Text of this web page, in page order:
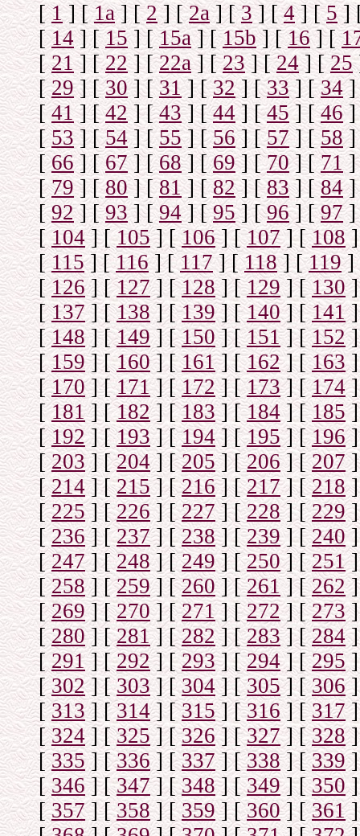
[1] [1а] [2] [2а] [3] [4] [5]
[14] [15] [15a] [15b] [16] [
[21] [22] [22a] [23] [24] [25
[29] [30] [31] [32] [33] [34]
[41] [42 ] [43] [44] [45] [46]
[53] [54] [55] [56] [57] [58]
[66] [67] [68] [69] [70] [71]
[79] [80] [81] [82] [83] [84]
[92] [93] [94] [95] [96] [97]
[104] [105] [106] [107] [108]
[115] [116] [117] [118] [119]
[126] [127] [128] [129] [ 130]
[137] [138] [139] [140] [141]
[148] [149] [150] [151] [152]
[159] [160] [161] [162] [163]
[170] [171] [172] [173] [174]
[181] [182] [183] [184] [ 185]
[192] [193] [194] [195] [196]
[203] [204] [205] [206] [207]
[214] [215] [216] [217] [218]
[225] [226] [227] [228] [229]
[236] [237] [238] [239] [240]
[247] [248] [249] [250] [251]
[258] [259] [260] [261] [262]
[269] [270] [271] [272] [273]
[280] [281] [282] [283] [284]
[ 291] [292] [293] [294] [295]
[302] [303] [304] [305] [306]
[313] [314] [315] [316] [ 317]
[324] [325] [326] [327] [328]
[335] [336] [337] [338] [339]
[346] [347] [348] [349] [350]
[357] [358] [359] [360] [361]